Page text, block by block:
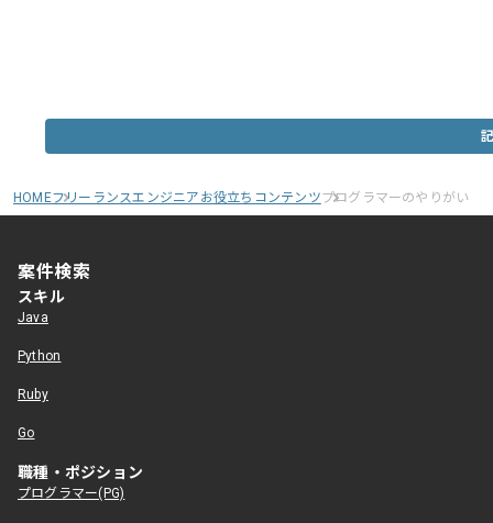
HOMEフリーランスエンジニアお役立ちコンテンツプログラマーのやりがい
案件検索
スキル
Java
Python
Ruby
Go
職種・ポジション
プログラマー(PG)